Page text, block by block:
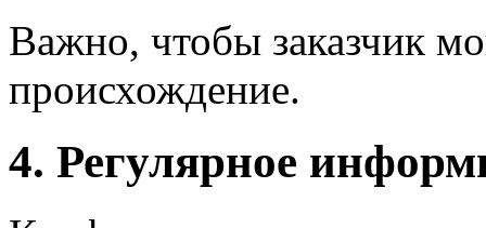
Важно, чтобы заказчик
происхождение.
4. Регулярное